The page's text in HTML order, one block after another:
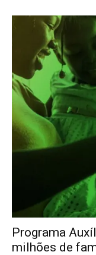
Programa
milhões de